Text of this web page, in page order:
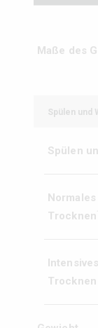
Maße des
Spülen und
Spülen
Trocknen
Trocknen